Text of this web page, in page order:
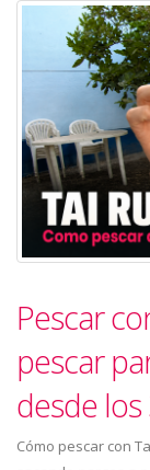
Pescar
pescar
desde los
Cómo pescar con